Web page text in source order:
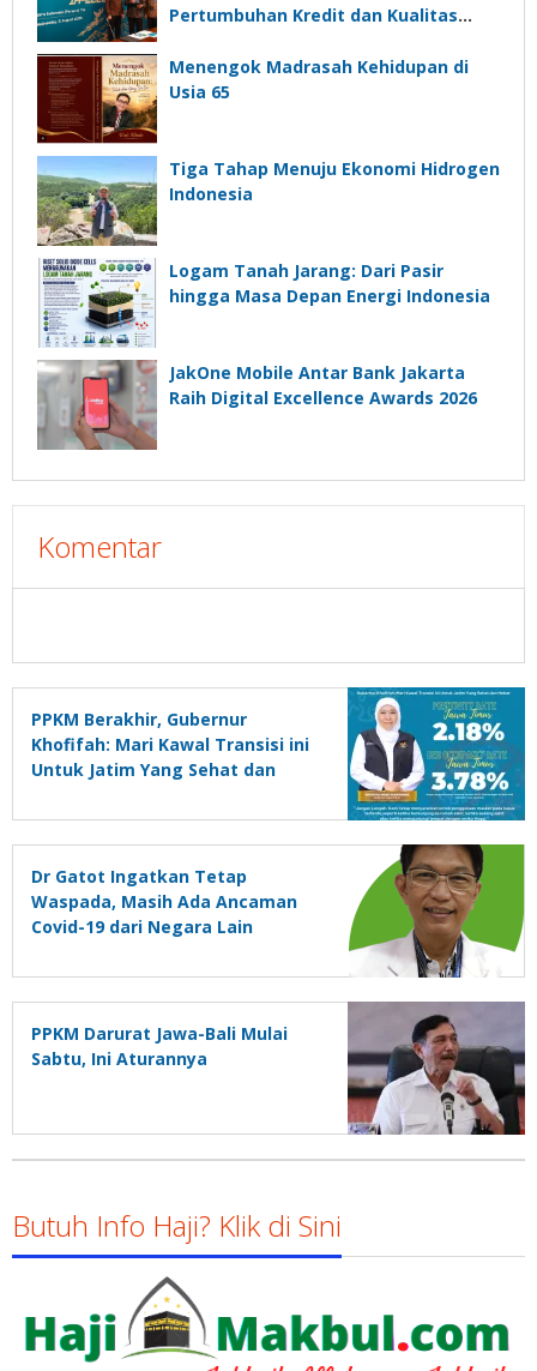
Pertumbuhan Kredit dan Kualitas
Menengok Madrasah Kehidupan di
Usia 65
Tiga Tahap Menuju Ekonomi Hidrogen
Indonesia
Logam Tanah Jarang: Dari Pasir
hingga Masa Depan Energi Indonesia
JakOne Mobile Antar Bank Jakarta
Raih Digital Excellence Awards 2026
Komentar
PPKM Berakhir, Gubernur
Khofifah: Mari Kawal Transisi ini
Untuk Jatim Yang Sehat dan
Dr Gatot Ingatkan Tetap
Waspada, Masih Ada Ancaman
Covid-19 dari Negara Lain
PPKM Darurat Jawa-Bali Mulai
Sabtu, Ini Aturannya
Butuh Info Haji? Klik di Sini